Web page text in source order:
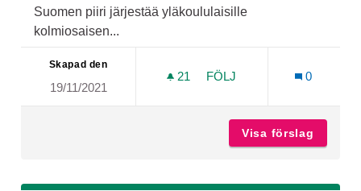
Suomen piiri järjestää yläkoululaisille
kolmiosaisen...
Skapad den
19/11/2021
21 21 FÖLJARE
FÖLJ
0
Visa förslag